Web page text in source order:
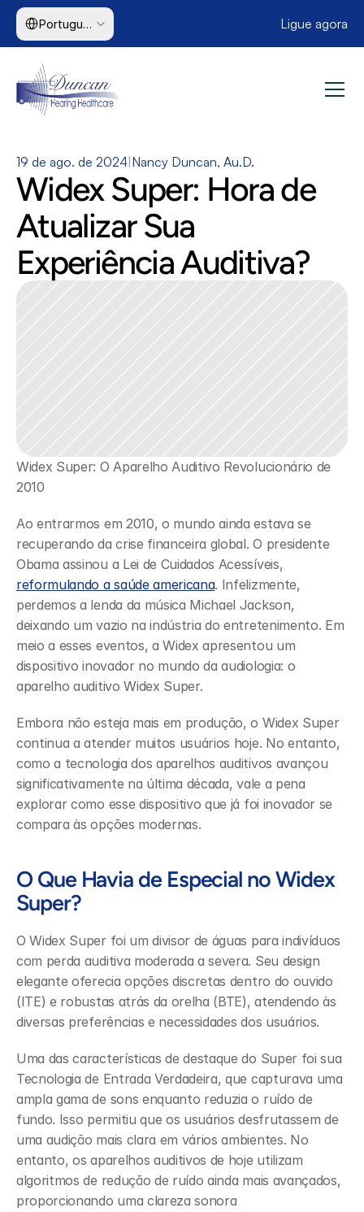
Select Language
Portuguese (Brazil) Ligue agora
19 de ago. de 2024 Nancy Duncan, Au.D.
Widex Super: Hora de
Atualizar Sua
Experiência Auditiva?
Widex Super: O Aparelho Auditivo Revolucionário de
2010
Ao entrarmos em 2010, o mundo ainda estava se
recuperando da crise financeira global. O presidente
reformulando a saúde americana. Infelizmente,
perdemos a lenda da música Michael Jackson,
deixando um vazio na indústria do entretenimento. Em
meio a esses eventos, a Widex apresentou um
dispositivo inovador no mundo da audiologia: o
aparelho auditivo Widex Super.
Embora não esteja mais em produção, o Widex Super
continua a atender muitos usuários hoje. No entanto,
como a tecnologia dos aparelhos auditivos avançou
significativamente na última década, vale a pena
explorar como esse dispositivo que já foi inovador se
compara às opções modernas.
O Que Havia de Especial no Widex
Super?
O Widex Super foi um divisor de águas para indivíduos
com perda auditiva moderada a severa. Seu design
elegante oferecia opções discretas dentro do ouvido
(ITE) e robustas atrás da orelha (BTE), atendendo às
diversas preferências e necessidades dos usuários.
Uma das características de destaque do Super foi sua
Tecnologia de Entrada Verdadeira, que capturava uma
ampla gama de sons enquanto reduzia o ruído de
fundo. Isso permitiu que os usuários desfrutassem de
uma audição mais clara em vários ambientes. No
entanto, os aparelhos auditivos de hoje utilizam
algoritmos de redução de ruído ainda mais avançados,
proporcionando uma clareza sonora